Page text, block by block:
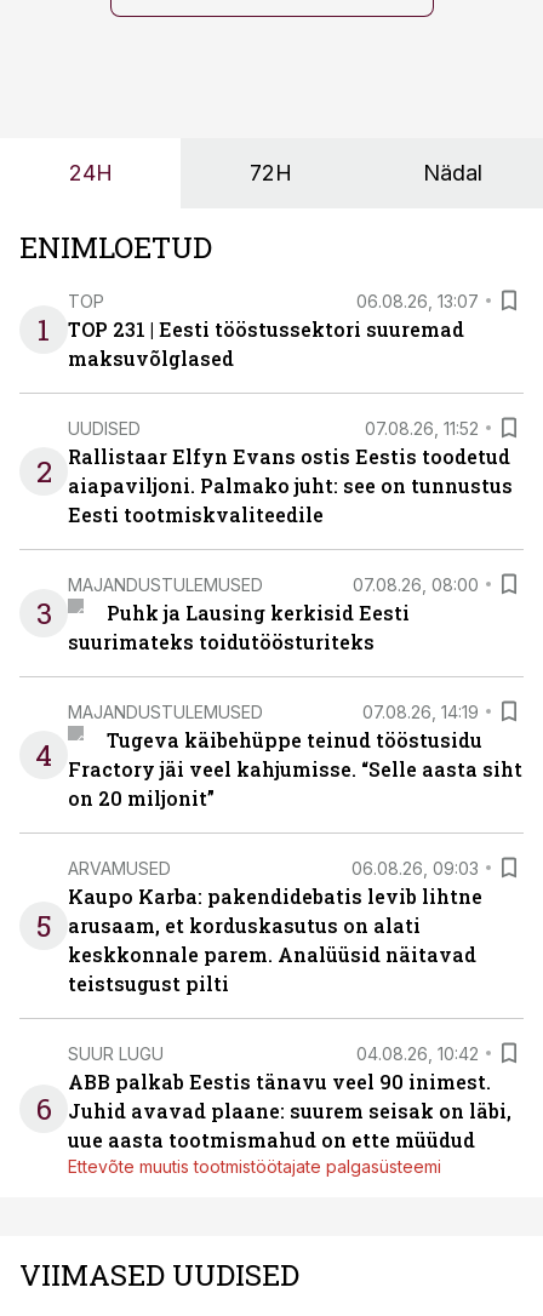
probleemi, vaid otsest rahalist kulu, venivaid tähtaegu
24H 72H Nädal
ENIMLOETUD
1
TOP 06.08.26, 13:07
TOP 231 | Eesti tööstussektori suuremad
maksuvõlglased
2
UUDISED 07.08.26, 11:52
Rallistaar Elfyn Evans ostis Eestis toodetud
aiapaviljoni. Palmako juht: see on tunnustus
Eesti tootmiskvaliteedile
3
MAJANDUSTULEMUSED 07.08.26, 08:00
Puhk ja Lausing kerkisid Eesti
suurimateks toidutöösturiteks
4
MAJANDUSTULEMUSED 07.08.26, 14:19
Tugeva käibehüppe teinud tööstusidu
Fractory jäi veel kahjumisse. “Selle aasta siht
on 20 miljonit”
5
ARVAMUSED 06.08.26, 09:03
Kaupo Karba: pakendidebatis levib lihtne
arusaam, et korduskasutus on alati
keskkonnale parem. Analüüsid näitavad
teistsugust pilti
6
SUUR LUGU 04.08.26, 10:42
ABB palkab Eestis tänavu veel 90 inimest.
Juhid avavad plaane: suurem seisak on läbi,
uue aasta tootmismahud on ette müüdud
Ettevõte muutis tootmistöötajate palgasüsteemi
VIIMASED UUDISED